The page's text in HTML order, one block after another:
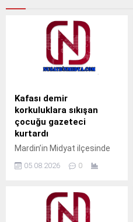
Kafası demir
korkuluklara sıkışan
çocuğu gazeteci
kurtardı
Mardin’in Midyat ilçesinde
korkulukları arasına kafası
Ahmet Akkuş’un
müdahalesiyle kurtarıldı.
Olay, akşam saatlerinde
05.08.2026 0